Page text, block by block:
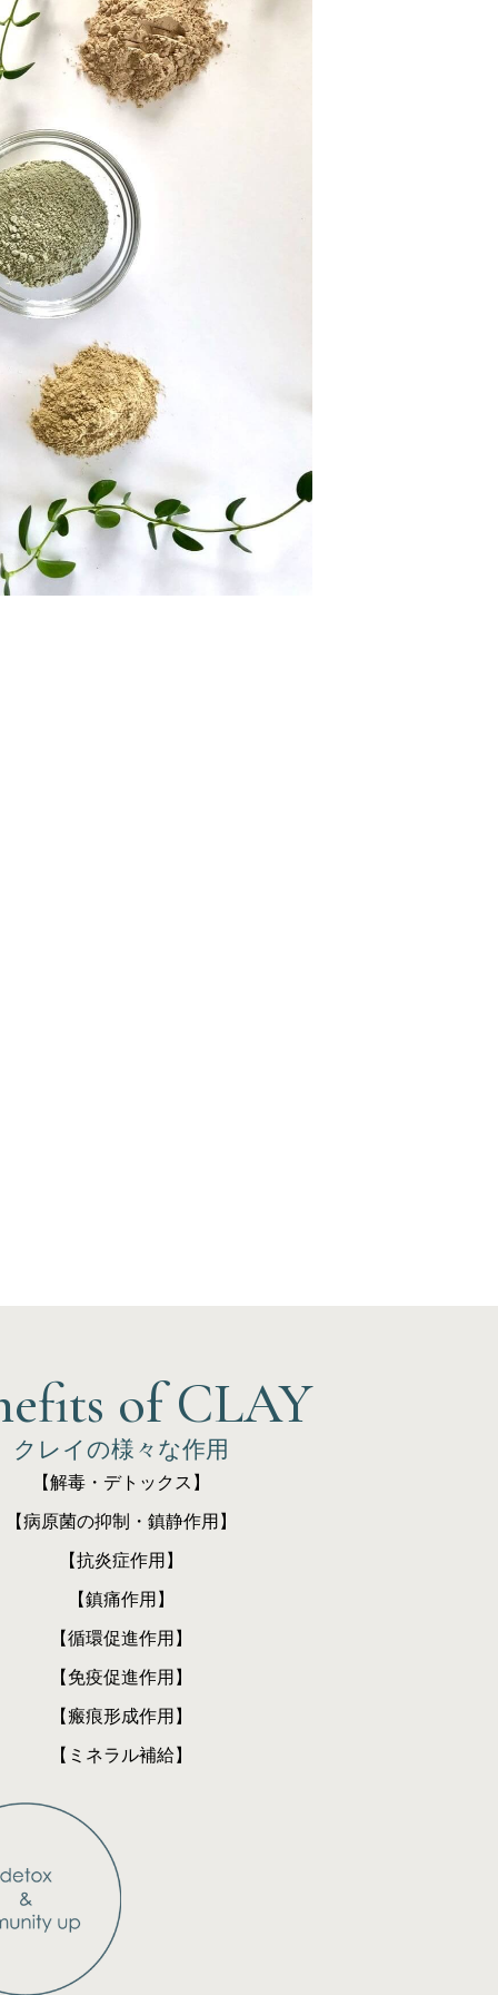
of CLAY
クレイの様々な作用
【解毒・デトックス】
【病原菌の抑制・鎮静作用】
【抗炎症作用】
【鎮痛作用】
【循環促進作用】
【免疫促進作用】
【瘢痕形成作用】
​【ミネラル補給】